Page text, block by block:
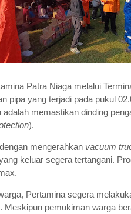
Patra Niaga melalui
pipa yang terjadi pada pukul
memastikan dinding
).
mengerahkan vacuum
keluar segera tertangani.
Pertamina segera
Meskipun pemukiman warga